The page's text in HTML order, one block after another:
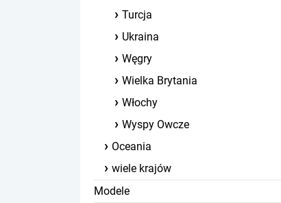
Turcja
Ukraina
Węgry
Wielka Brytania
Włochy
Wyspy Owcze
Oceania
wiele krajów
Modele